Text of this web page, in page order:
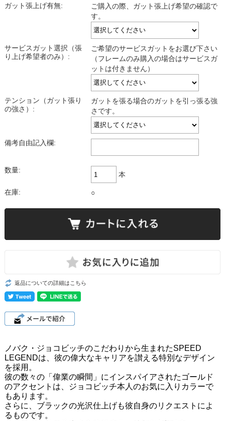
ガット張上げ有無:
ご購入の際、ガット張上げ希望の確認で
す。
サービスガット選択（張
り上げ希望者のみ）:
ご希望のサービスガットをお選び下さい
（フレームのみ購入の場合はサービスガ
ットは付きません）
テンション（ガット張り
の強さ）:
ガットを張る場合のガットを引っ張る強
さです。
備考自由記入欄:
数量:
本
在庫: ○
返品についての詳細はこちら
ノバク・ジョコビッチのこだわりから生まれたSPEED
LEGENDは、彼の偉大なキャリアを讃える特別なデザイン
を採用。
彼の数々の「偉業の瞬間」にインスパイアされたゴールド
のアクセントは、ジョコビッチ本人のお気に入りカラーで
もあります。
さらに、ブラックの光沢仕上げも彼自身のリクエストによ
るものです。